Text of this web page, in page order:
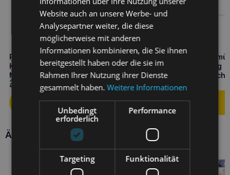
PERRO Gourmet Kaninchen mit
Karotten 200g
Monoproteinfutter für
ausgewachsene Hunde
2,70
PERRO Light Ente mit
monoproteinhaltig, 400 g
Nassfutter für
Hunde
4,90€
Ähnliche Produkte
Website auch an unsere Werbe- und
Analysepartner weiter, die diese
möglicherweise mit anderen
Informationen kombinieren, die Sie ihnen
bereitgestellt haben oder die sie im
Rahmen Ihrer Nutzung ihrer Dienste
gesammelt haben.Weitere Informationen
Unbedingt
erforderlich
Performance
Targeting Funktionalität